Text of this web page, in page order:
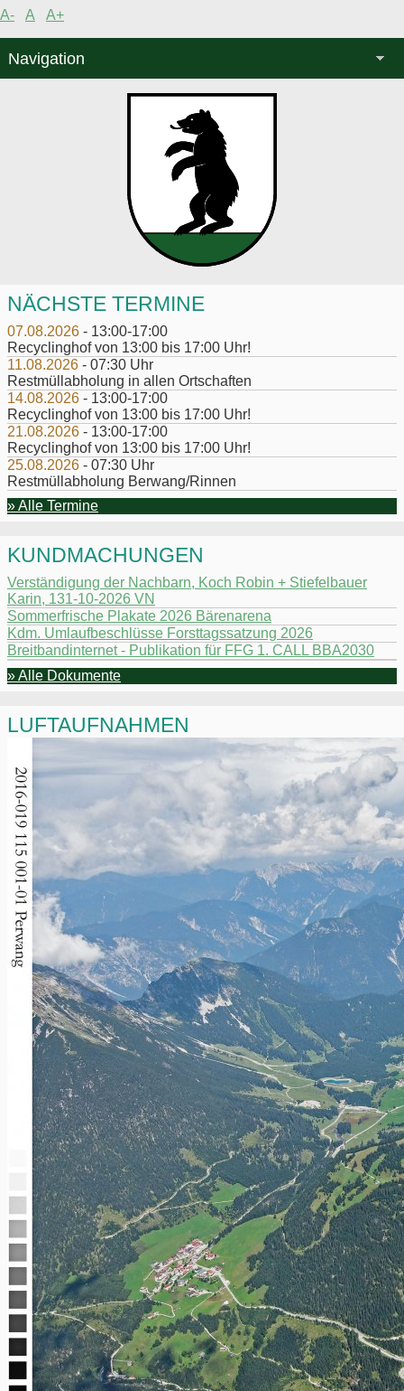
A- A A+
Navigation
NÄCHSTE TERMINE
07.08.2026 - 13:00-17:00
Recyclinghof von 13:00 bis 17:00 Uhr!
11.08.2026 - 07:30 Uhr
Restmüllabholung in allen Ortschaften
14.08.2026 - 13:00-17:00
Recyclinghof von 13:00 bis 17:00 Uhr!
21.08.2026 - 13:00-17:00
Recyclinghof von 13:00 bis 17:00 Uhr!
25.08.2026 - 07:30 Uhr
Restmüllabholung Berwang/Rinnen
» Alle Termine
KUNDMACHUNGEN
Verständigung der Nachbarn, Koch Robin + Stiefelbauer
Karin, 131-10-2026 VN
Sommerfrische Plakate 2026 Bärenarena
Kdm. Umlaufbeschlüsse Forsttagssatzung 2026
Breitbandinternet - Publikation für FFG 1. CALL BBA2030
» Alle Dokumente
LUFTAUFNAHMEN